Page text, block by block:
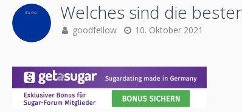
Welches sind die
goodfellow 10. Oktober 2021